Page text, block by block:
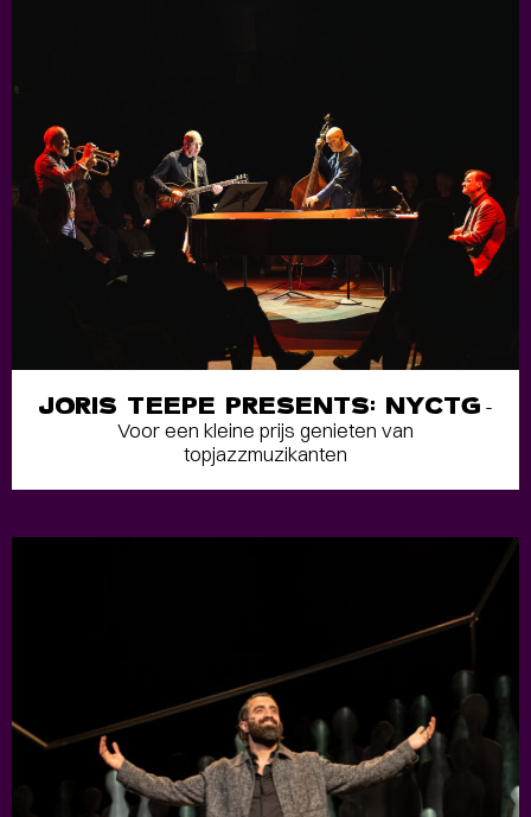
JORIS TEEPE PRESENTS: NYCTG-
Voor een kleine prijs genieten van
topjazzmuzikanten